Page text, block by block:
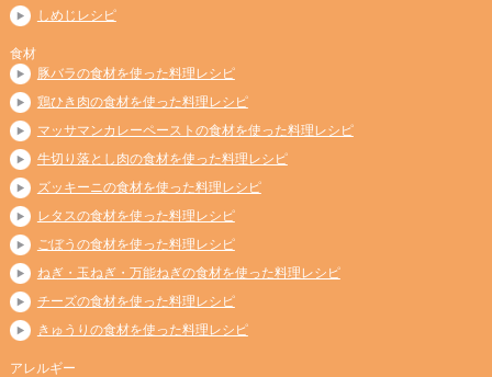
しめじレシピ
食材
豚バラの食材を使った料理レシピ
鶏ひき肉の食材を使った料理レシピ
マッサマンカレーペーストの食材を使った料理レシピ
牛切り落とし肉の食材を使った料理レシピ
ズッキーニの食材を使った料理レシピ
レタスの食材を使った料理レシピ
ごぼうの食材を使った料理レシピ
ねぎ・玉ねぎ・万能ねぎの食材を使った料理レシピ
チーズの食材を使った料理レシピ
きゅうりの食材を使った料理レシピ
アレルギー